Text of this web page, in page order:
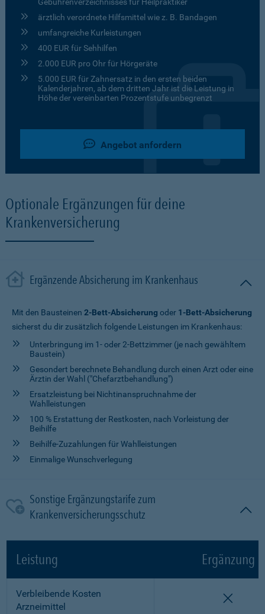
ärztlich verordnete Hilfsmittel wie z. B. Bandagen
umfangreiche Kurleistungen
400 EUR für Sehhilfen
2.000 EUR pro Ohr für Hörgeräte
5.000 EUR für Zahnersatz in den ersten beiden
Kalenderjahren, ab dem dritten Jahr ist die Leistung in
Höhe der vereinbarten Prozentstufe unbegrenzt
Angebot anfordern
Optionale Ergänzungen für deine
Krankenversicherung
Ergänzende Absicherung im Krankenhaus
Mit den Bausteinen 2-Bett-Absicherung oder 1-Bett-Absicherung
sicherst du dir zusätzlich folgende Leistungen im Krankenhaus:
Unterbringung im 1- oder 2-Bettzimmer (je nach gewähltem
Baustein)
Gesondert berechnete Behandlung durch einen Arzt oder eine
Ärztin der Wahl ("Chefarztbehandlung")
Ersatzleistung bei Nichtinanspruchnahme der
Wahlleistungen
100 % Erstattung der Restkosten, nach Vorleistung der
Beihilfe
Beihilfe-Zuzahlungen für Wahlleistungen
Einmalige Wunschverlegung
Sonstige Ergänzungstarife zum
Krankenversicherungsschutz
Leistung Ergänzung
Verbleibende Kosten
Arzneimittel